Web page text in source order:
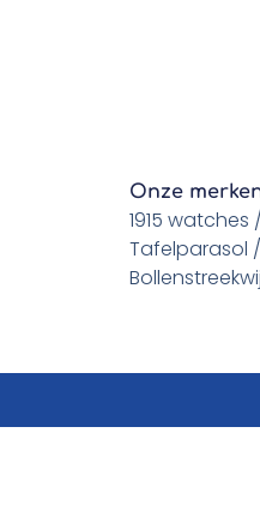
Onze
1915 watches
Tafelparasol